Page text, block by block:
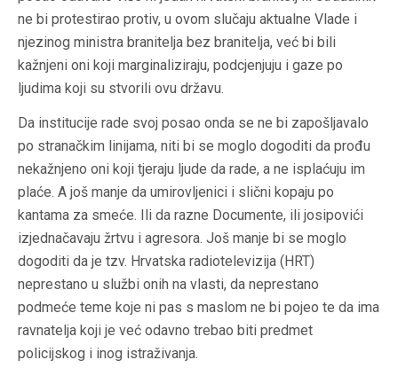
ne bi protestirao protiv, u ovom slučaju aktualne Vlade i
njezinog ministra branitelja bez branitelja, već bi bili
kažnjeni oni koji marginaliziraju, podcjenjuju i gaze po
ljudima koji su stvorili ovu državu.
Da institucije rade svoj posao onda se ne bi zapošljavalo
po stranačkim linijama, niti bi se moglo dogoditi da prođu
nekažnjeno oni koji tjeraju ljude da rade, a ne isplaćuju im
plaće. A još manje da umirovljenici i slični kopaju po
kantama za smeće. Ili da razne Documente, ili josipovići
izjednačavaju žrtvu i agresora. Još manje bi se moglo
dogoditi da je tzv. Hrvatska radiotelevizija (HRT)
neprestano u službi onih na vlasti, da neprestano
podmeće teme koje ni pas s maslom ne bi pojeo te da ima
ravnatelja koji je već odavno trebao biti predmet
policijskog i inog istraživanja.